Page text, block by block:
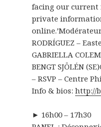
facing our current
private
online.’
RODRÍGUEZ –
GABRIELLA
BENGT SJÖLÉN (SE)
– RSVP – Centre Phi
Info & bios:http://
► 16h00 – 17h30